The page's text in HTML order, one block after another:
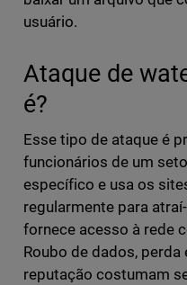
usuário.
Ataque de
é?
Esse tipo de ataque é
funcionários de um
específico e usa os
regularmente para
fornece acesso à rede
Roubo de dados,
reputação costumam